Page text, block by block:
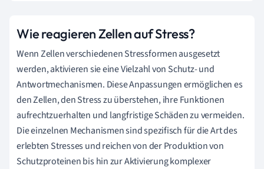
Wie reagieren Zellen auf Stress?
Wenn Zellen verschiedenen Stressformen ausgesetzt
werden, aktivieren sie eine Vielzahl von Schutz- und
Antwortmechanismen. Diese Anpassungen ermöglichen es
den Zellen, den Stress zu überstehen, ihre Funktionen
aufrechtzuerhalten und langfristige Schäden zu vermeiden.
Die einzelnen Mechanismen sind spezifisch für die Art des
erlebten Stresses und reichen von der Produktion von
Schutzproteinen bis hin zur Aktivierung komplexer